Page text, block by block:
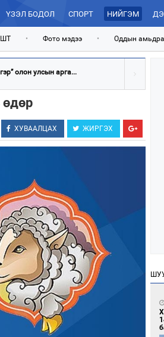
ҮЗЭЛ БОДОЛ СПОРТ НИЙГЭМ
• Фото мэдээ • Оддын
олон улсын арга...
өдөр
ХУВААЛЦАХ ЖИРГЭХ